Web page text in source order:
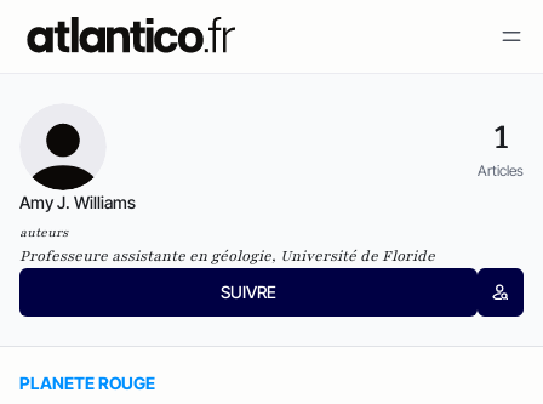
1
Articles
Amy J. Williams
auteurs
Professeure assistante en géologie, Université de Floride
SUIVRE
PLANETE ROUGE